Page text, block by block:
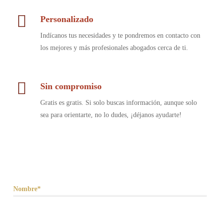
Personalizado
Indícanos tus necesidades y te pondremos en contacto con
los mejores y más profesionales abogados cerca de ti.
Sin compromiso
Gratis es gratis. Si solo buscas información, aunque solo
sea para orientarte, no lo dudes, ¡déjanos ayudarte!
Nombre*